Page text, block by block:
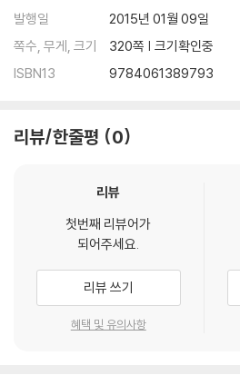
발행일
2015년 01월 09일
쪽수, 무게, 크기
320쪽 | 크기확인중
ISBN13
9784061389793
리뷰/한줄평 0
리뷰
첫번째 리뷰어가
되어주세요.
리뷰 쓰기
혜택 및 유의사항